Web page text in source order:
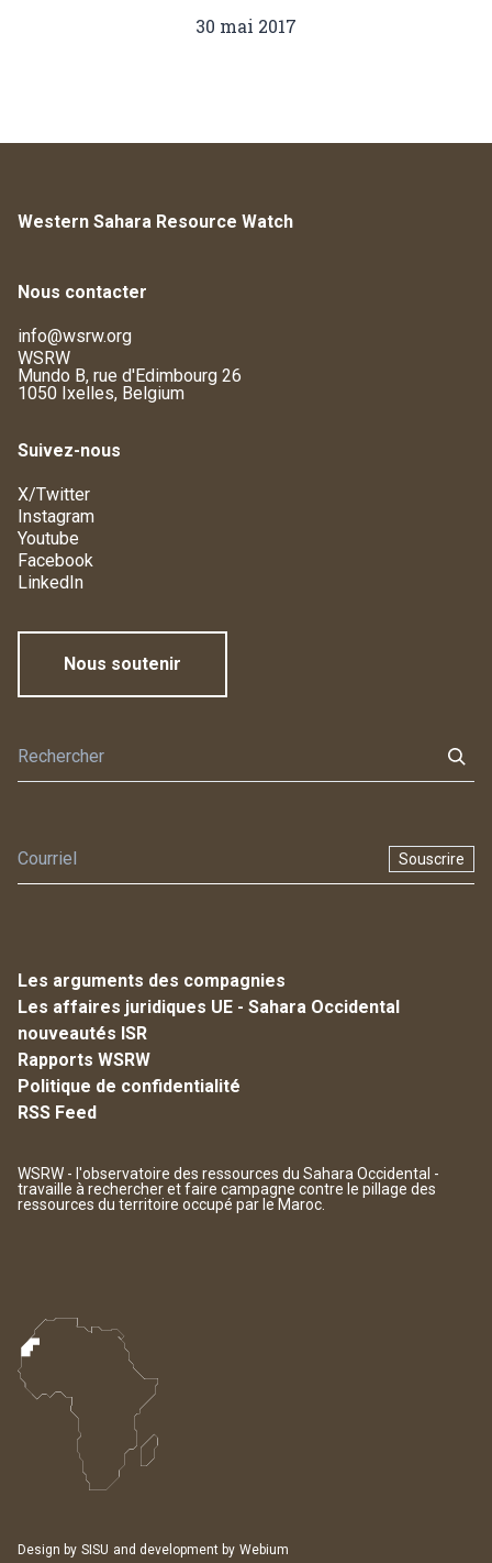
30 mai 2017
Western Sahara Resource Watch
Nous contacter
info@wsrw.org
WSRW
Mundo B, rue d'Edimbourg 26
1050 Ixelles, Belgium
Suivez-nous
X/Twitter
Instagram
Youtube
Facebook
LinkedIn
Nous soutenir
Souscrire
Les arguments des compagnies
Les affaires juridiques UE - Sahara Occidental
nouveautés ISR
Rapports WSRW
Politique de confidentialité
RSS Feed
WSRW - l'observatoire des ressources du Sahara Occidental -
travaille à rechercher et faire campagne contre le pillage des
ressources du territoire occupé par le Maroc.
Design by SISU and development by Webium